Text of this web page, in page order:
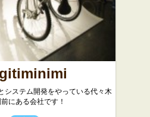
システム開発をやっている代々木
にある会社です！